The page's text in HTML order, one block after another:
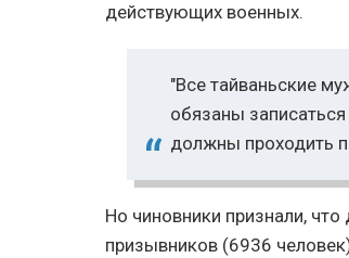
действующих военных.
"Все тайваньские
обязаны
должны проходить
Но чиновники признали,
призывников (6936